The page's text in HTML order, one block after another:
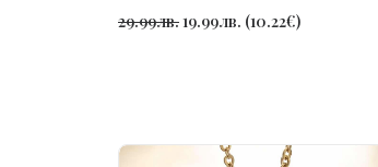
29.99лв.19.99лв. (10.22€)